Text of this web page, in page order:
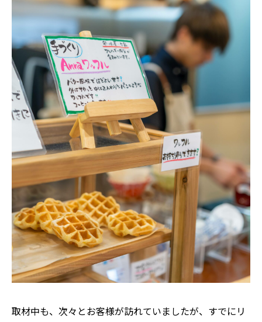
取材中も、次々とお客様が訪れていましたが、すでにリ